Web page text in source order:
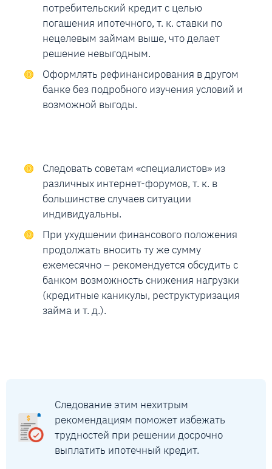
потребительский кредит с целью
погашения ипотечного, т. к. ставки по
нецелевым займам выше, что делает
решение невыгодным.
Оформлять рефинансирования в другом
банке без подробного изучения условий и
возможной выгоды.
Следовать советам «специалистов» из
различных интернет-форумов, т. к. в
большинстве случаев ситуации
индивидуальны.
При ухудшении финансового положения
продолжать вносить ту же сумму
ежемесячно – рекомендуется обсудить с
банком возможность снижения нагрузки
(кредитные каникулы, реструктуризация
займа и т. д.).
Следование этим нехитрым
рекомендациям поможет избежать
трудностей при решении досрочно
выплатить ипотечный кредит.